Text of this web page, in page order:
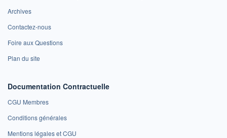
Archives
Contactez-nous
Foire aux Questions
Plan du site
Documentation Contractuelle
CGU Membres
Conditions générales
Mentions légales et CGU